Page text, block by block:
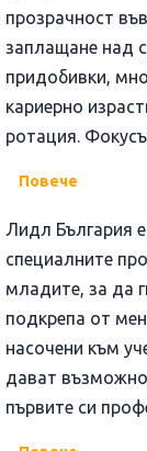
прозрачност
заплащане над
придобивки,
кариерно
ротация.
Повече
Лидл България
специалните
младите, за да
подкрепа от
насочени към
дават
първите си